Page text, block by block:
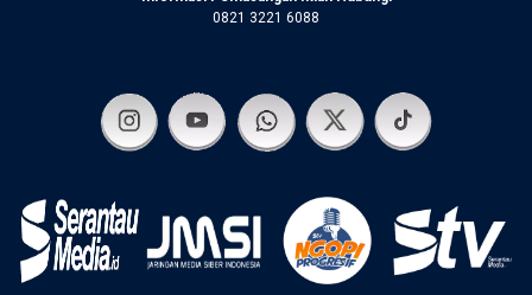
0821 3221 6088